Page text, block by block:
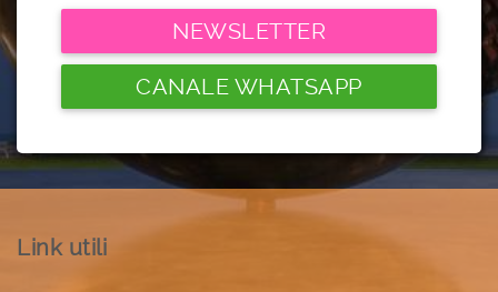
NEWSLETTER
CANALE WHATSAPP
Link utili